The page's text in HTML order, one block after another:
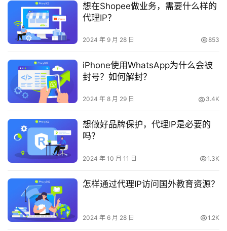
想在Shopee做业务，需要什么样的
代理IP？
2024 年 9 月 28 日 853
iPhone使用WhatsApp为什么会被
封号？如何解封？
2024 年 8 月 29 日 3.4K
想做好品牌保护，代理IP是必要的
吗？
2024 年 10 月 11 日 1.3K
怎样通过代理IP访问国外教育资源？
2024 年 6 月 28 日 1.2K